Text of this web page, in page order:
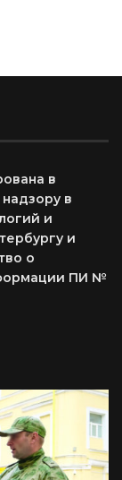
в
в
и
и
о
ПИ №